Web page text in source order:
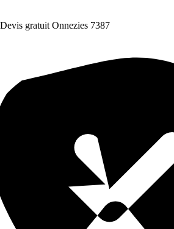
Devis gratuit Onnezies 7387